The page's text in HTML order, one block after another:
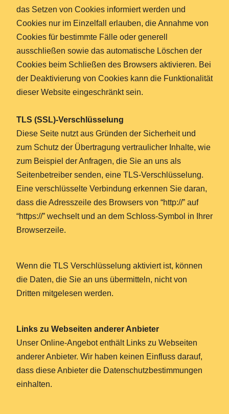
das Setzen von Cookies informiert werden und
Cookies nur im Einzelfall erlauben, die Annahme von
Cookies für bestimmte Fälle oder generell
ausschließen sowie das automatische Löschen der
Cookies beim Schließen des Browsers aktivieren. Bei
der Deaktivierung von Cookies kann die Funktionalität
dieser Website eingeschränkt sein.
TLS (SSL)-Verschlüsselung
Diese Seite nutzt aus Gründen der Sicherheit und
zum Schutz der Übertragung vertraulicher Inhalte, wie
zum Beispiel der Anfragen, die Sie an uns als
Seitenbetreiber senden, eine TLS-Verschlüsselung.
Eine verschlüsselte Verbindung erkennen Sie daran,
dass die Adresszeile des Browsers von “http://” auf
“https://” wechselt und an dem Schloss-Symbol in Ihrer
Browserzeile.
Wenn die TLS Verschlüsselung aktiviert ist, können
die Daten, die Sie an uns übermitteln, nicht von
Dritten mitgelesen werden.
Links zu Webseiten anderer Anbieter
Unser Online-Angebot enthält Links zu Webseiten
anderer Anbieter. Wir haben keinen Einfluss darauf,
dass diese Anbieter die Datenschutzbestimmungen
einhalten.